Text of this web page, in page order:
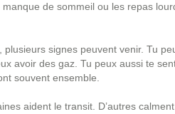
de sommeil ou les repas
signes peuvent venir. Tu
avoir des gaz. Tu peux aussi te
souvent ensemble.
aident le transit. D’autres